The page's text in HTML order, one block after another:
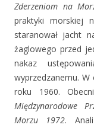
Zderzeniom na
praktyki morskiej
staranował jacht
żaglowego przed
nakaz
wyprzedzanemu. W
roku 1960.
Międzynarodowe
Morzu 1972.